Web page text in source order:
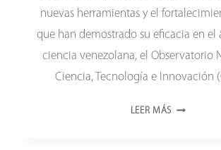
nuevas herramientas y el
que han demostrado su eficacia en el
ciencia venezolana, el Observatorio
Ciencia, Tecnología e Innovación
LEER MÁS CON